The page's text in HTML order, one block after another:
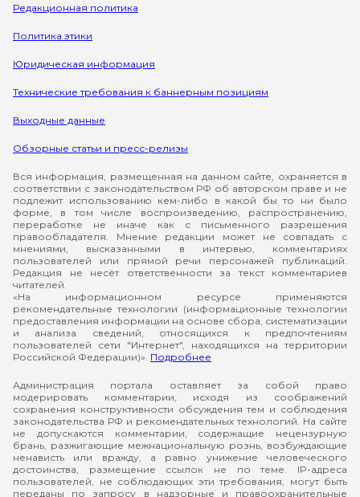
Редакционная политика
Политика этики
Юридическая информация
Технические требования к баннерным позициям
Выходные данные
Обзорные статьи и пресс-релизы
Вся информация, размещенная на данном сайте, охраняется в
соответствии с законодательством РФ об авторском праве и не
подлежит использованию кем-либо в какой бы то ни было
форме, в том числе воспроизведению, распространению,
переработке не иначе как с письменного разрешения
правообладателя. Мнение редакции может не совпадать с
мнениями, высказанными в интервью, комментариях
пользователей или прямой речи персонажей публикаций.
Редакция не несёт ответственности за текст комментариев
читателей.
«На информационном ресурсе применяются
рекомендательные технологии (информационные технологии
предоставления информации на основе сбора, систематизации
и анализа сведений, относящихся к предпочтениям
пользователей сети "Интернет", находящихся на территории
Российской Федерации)». Подробнее
Администрация портала оставляет за собой право
модерировать комментарии, исходя из соображений
сохранения конструктивности обсуждения тем и соблюдения
законодательства РФ и рекомендательных технологий. На сайте
не допускаются комментарии, содержащие нецензурную
брань, разжигающие межнациональную рознь, возбуждающие
ненависть или вражду, а равно унижение человеческого
достоинства, размещение ссылок не по теме. IP-адреса
пользователей, не соблюдающих эти требования, могут быть
переданы по запросу в надзорные и правоохранительные